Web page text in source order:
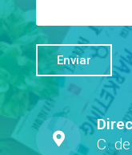
Enviar
C.